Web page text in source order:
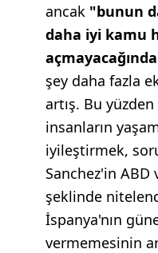
ancak "bunun
daha iyi kamu
şey daha fazla
artış. Bu
insanların
iyileştirmek,
Sanchez'in ABD
şeklinde
İspanya'nın
vermemesinin